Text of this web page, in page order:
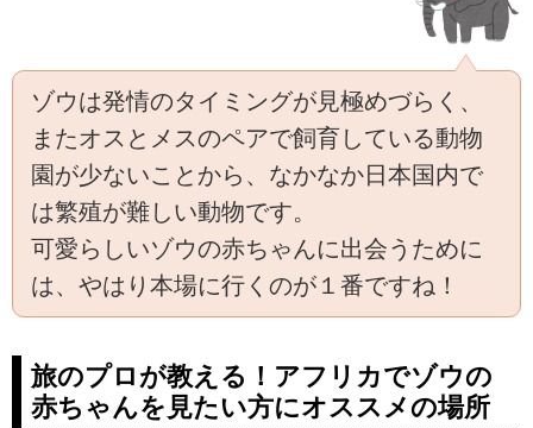
ゾウは発情のタイミングが見極めづらく、
またオスとメスのペアで飼育している動物
園が少ないことから、なかなか日本国内で
は繁殖が難しい動物です。
可愛らしいゾウの赤ちゃんに出会うために
は、やはり本場に行くのが１番ですね！
旅のプロが教える！アフリカでゾウの
赤ちゃんを見たい方にオススメの場所